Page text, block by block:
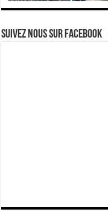
Suivez nous Sur Facebook